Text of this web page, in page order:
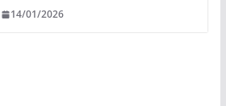
14/01/2026